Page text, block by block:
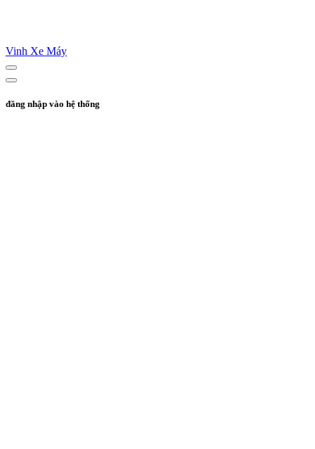
Vinh Xe Máy
đăng nhập vào hệ thống